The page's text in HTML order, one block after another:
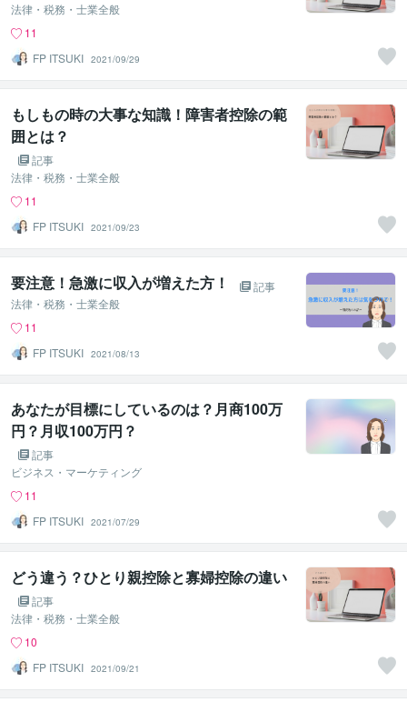
法律・税務・士業全般
11
FP ITSUKI 2021/09/29
もしもの時の大事な知識！障害者控除の範
囲とは？
記事
法律・税務・士業全般
11
FP ITSUKI 2021/09/23
要注意！急激に収入が増えた方！
記事
法律・税務・士業全般
11
FP ITSUKI 2021/08/13
あなたが目標にしているのは？月商100万
円？月収100万円？
記事
ビジネス・マーケティング
11
FP ITSUKI 2021/07/29
どう違う？ひとり親控除と寡婦控除の違い
記事
法律・税務・士業全般
10
FP ITSUKI 2021/09/21